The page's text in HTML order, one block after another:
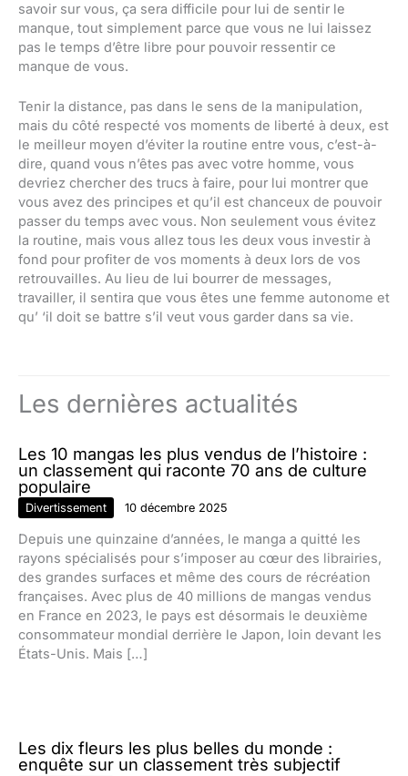
savoir sur vous, ça sera difficile pour lui de sentir le
manque, tout simplement parce que vous ne lui laissez
pas le temps d’être libre pour pouvoir ressentir ce
manque de vous.
Tenir la distance, pas dans le sens de la manipulation,
mais du côté respecté vos moments de liberté à deux, est
le meilleur moyen d’éviter la routine entre vous, c’est-à-
dire, quand vous n’êtes pas avec votre homme, vous
devriez chercher des trucs à faire, pour lui montrer que
vous avez des principes et qu’il est chanceux de pouvoir
passer du temps avec vous. Non seulement vous évitez
la routine, mais vous allez tous les deux vous investir à
fond pour profiter de vos moments à deux lors de vos
retrouvailles. Au lieu de lui bourrer de messages,
travailler, il sentira que vous êtes une femme autonome et
qu’ ‘il doit se battre s’il veut vous garder dans sa vie.
Les dernières actualités
Les 10 mangas les plus vendus de l’histoire :
un classement qui raconte 70 ans de culture
populaire
Divertissement 10 décembre 2025
Depuis une quinzaine d’années, le manga a quitté les
rayons spécialisés pour s’imposer au cœur des librairies,
des grandes surfaces et même des cours de récréation
françaises. Avec plus de 40 millions de mangas vendus
en France en 2023, le pays est désormais le deuxième
consommateur mondial derrière le Japon, loin devant les
États-Unis. Mais […]
Les dix fleurs les plus belles du monde :
enquête sur un classement très subjectif